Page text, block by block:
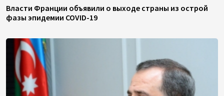
Власти Франции объявили о выходе страны из острой
фазы эпидемии COVID-19